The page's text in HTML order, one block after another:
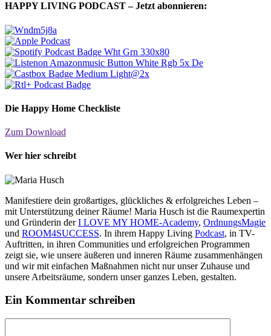
HAPPY LIVING PODCAST – Jetzt abonnieren:
Die Happy Home Checkliste
Zum Download
Wer hier schreibt
Manifestiere dein großartiges, glückliches & erfolgreiches Leben –
mit Unterstützung deiner Räume! Maria Husch ist die Raumexpertin
und Gründerin derI LOVE MY HOME-Academy, OrdnungsMagie
und ROOM4SUCCESS. In ihrem Happy Living Podcast, in TV-
Auftritten, in ihren Communities und erfolgreichen Programmen
zeigt sie, wie unsere äußeren und inneren Räume zusammenhängen
und wir mit einfachen Maßnahmen nicht nur unser Zuhause und
unsere Arbeitsräume, sondern unser ganzes Leben, gestalten.
Ein Kommentar schreiben